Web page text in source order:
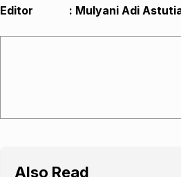
Editor : Mulyani Adi
Also Read